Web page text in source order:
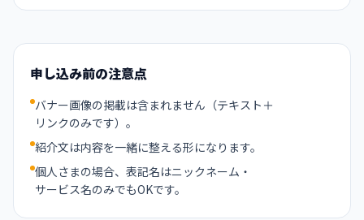
申し込み前の注意点
バナー画像の掲載は含まれません（テキスト＋
リンクのみです）。
紹介文は内容を一緒に整える形になります。
個人さまの場合、表記名はニックネーム・
サービス名のみでもOKです。